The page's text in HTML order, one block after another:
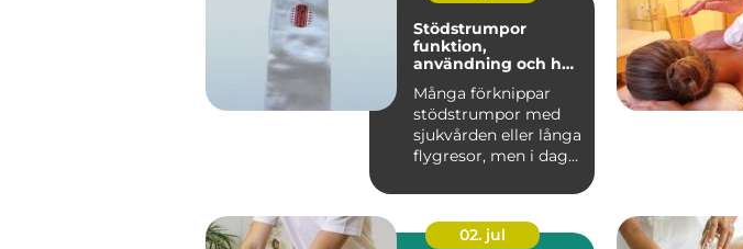
Stödstrumpor
funktion,
användning och hur
Många förknippar
stödstrumpor med
sjukvården eller långa
flygresor, men i dag
h...
02. jul